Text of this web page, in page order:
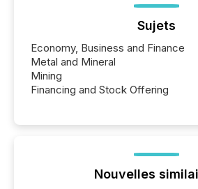
Sujets
Economy, Business and Finance
Metal and Mineral
Mining
Financing and Stock Offering
Nouvelles